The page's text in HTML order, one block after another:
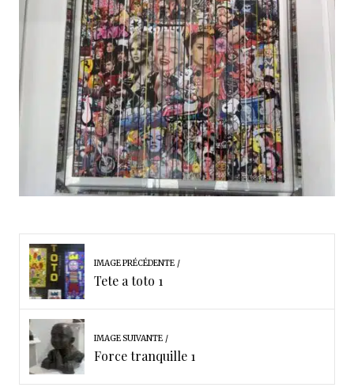
IMAGE PRÉCÉDENTE
Tete a toto 1
IMAGE SUIVANTE
Force tranquille 1